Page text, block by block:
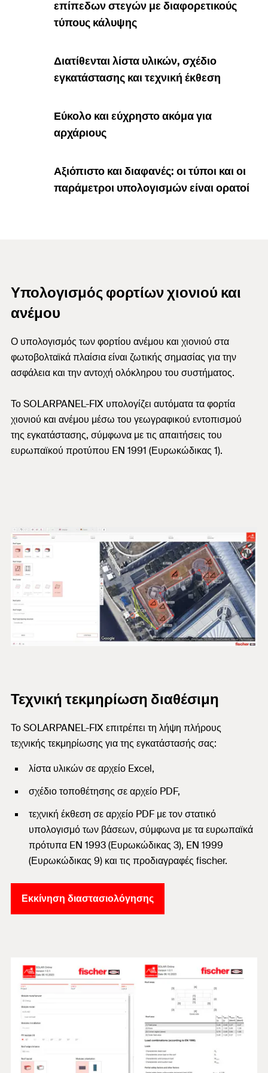
επίπεδων στεγών με διαφορετικούς
τύπους κάλυψης
Διατίθενται λίστα υλικών, σχέδιο
εγκατάστασης και τεχνική έκθεση
Εύκολο και εύχρηστο ακόμα για
αρχάριους
Αξιόπιστο και διαφανές: οι τύποι και οι
παράμετροι υπολογισμών είναι ορατοί
Υπολογισμός φορτίων χιονιού και
ανέμου
Ο υπολογισμός των φορτίου ανέμου και χιονιού στα
φωτοβολταϊκά πλαίσια είναι ζωτικής σημασίας για την
ασφάλεια και την αντοχή ολόκληρου του συστήματος.
Το SOLARPANEL-FIX υπολογίζει αυτόματα τα φορτία
χιονιού και ανέμου μέσω του γεωγραφικού εντοπισμού
της εγκατάστασης, σύμφωνα με τις απαιτήσεις του
ευρωπαϊκού προτύπου EN 1991 (Ευρωκώδικας 1).
Τεχνική τεκμηρίωση διαθέσιμη
Το SOLARPANEL-FIX επιτρέπει τη λήψη πλήρους
τεχνικής τεκμηρίωσης για της εγκατάστασής σας:
λίστα υλικών σε αρχείο Excel,
σχέδιο τοποθέτησης σε αρχείο PDF,
τεχνική έκθεση σε αρχείο PDF με τον στατικό
υπολογισμό των βάσεων, σύμφωνα με τα ευρωπαϊκά
πρότυπα EN 1993 (Ευρωκώδικας 3), EN 1999
(Ευρωκώδικας 9) και τις προδιαγραφές fischer.
Εκκίνηση διαστασιολόγησης